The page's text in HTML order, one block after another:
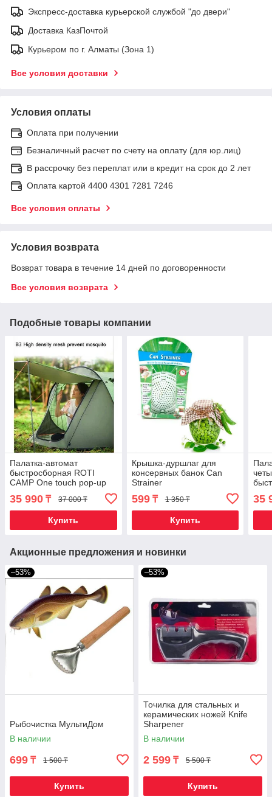
Экспресс-доставка курьерской службой "до двери"
Доставка КазПочтой
Курьером по г. Алматы (Зона 1)
Все условия доставки
Условия оплаты
Оплата при получении
Безналичный расчет по счету на оплату (для юр.лиц)
В рассрочку без переплат или в кредит на срок до 2 лет
Оплата картой 4400 4301 7281 7246
Все условия оплаты
Условия возврата
Возврат товара в течение 14 дней по договоренности
Все условия возврата
Подобные товары компании
Палатка-автомат
быстросборная ROTI
CAMP One touch pop-up
(Зеленая / 3-местная)
35 990 ₸ 37 000 ₸
Купить
Крышка-дуршлаг для
консервных банок Can
Strainer
599₸ 1 350 ₸
Купить
35
Акционные предложения и новинки
–53%
Рыбочистка МультиДом
В наличии
699 ₸ 1 500 ₸
Купить
–53%
Точилка для стальных и
керамических ножей Knife
Sharpener
В наличии
2 599 ₸ 5 500 ₸
Купить